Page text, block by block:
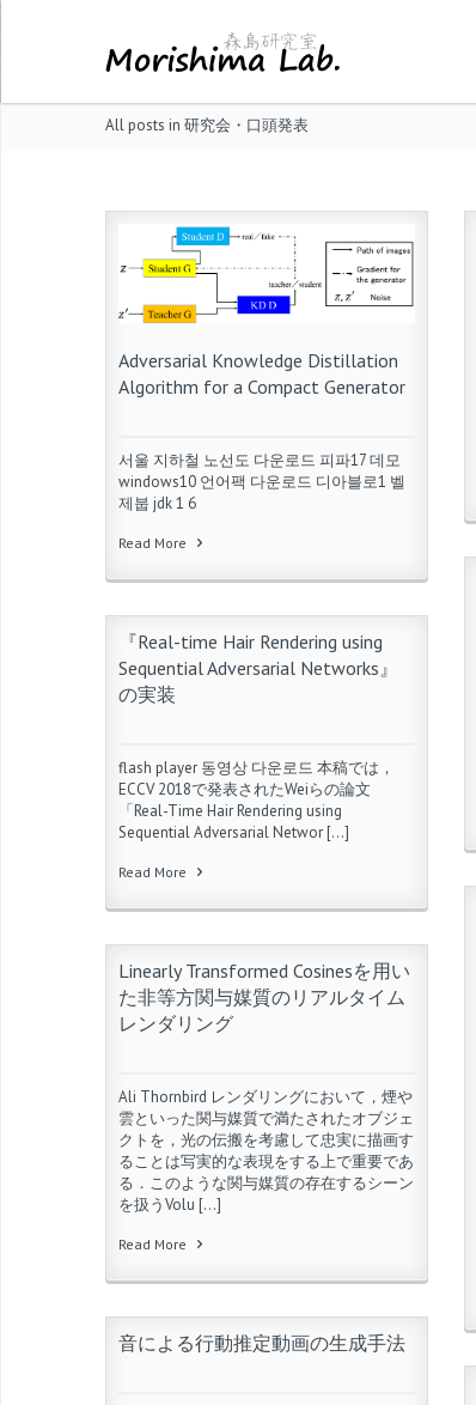
All posts in 研究会・口頭発表
Adversarial Knowledge Distillation
Algorithm for a Compact Generator
서울 지하철 노선도 다운로드 피파17 데모
windows10 언어팩 다운로드 디아블로1 벨
제붑 jdk 1 6
Read More
『Real-time Hair Rendering using
Sequential Adversarial Networks』
の実装
flash player 동영상 다운로드 本稿では，
ECCV 2018で発表されたWeiらの論文
「Real-Time Hair Rendering using
Sequential Adversarial Networ […]
Read More
Linearly Transformed Cosinesを用い
た非等方関与媒質のリアルタイム
レンダリング
Ali Thornbird レンダリングにおいて，煙や
雲といった関与媒質で満たされたオブジェ
クトを，光の伝搬を考慮して忠実に描画す
ることは写実的な表現をする上で重要であ
る．このような関与媒質の存在するシーン
を扱うVolu […]
Read More
音による行動推定動画の生成手法